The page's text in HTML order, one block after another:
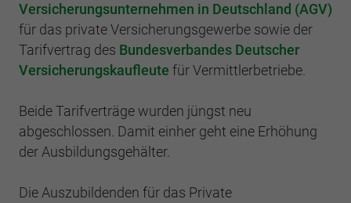
Versicherungsunternehmen in Deutschland (AGV)
für das private Versicherungsgewerbe sowie der
Tarifvertrag des Bundesverbandes Deutscher
Versicherungskaufleute fürVermittlerbetriebe.
Beide Tarifverträge wurden jüngst neu
abgeschlossen. Damit einher geht eine Erhöhung
der Ausbildungsgehälter.
Die Auszubildenden für das Private
Laufzeit Sitzungsende
Zweck
Speicherung der Benutzer-ID bei
Anmeldung über den Webseiten-Login .
Anbieter Google Analytics
Laufzeit 1 Tag
Zweck
wird, um statistische Daten dazu, wie der
Besucher die Website nutzt, zu generieren.